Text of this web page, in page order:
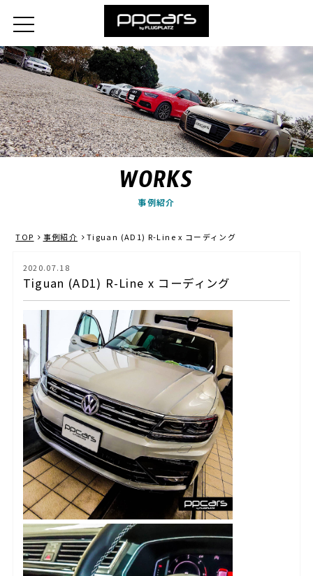
WORKS
事例紹介
TOP 事例紹介 Tiguan (AD1) R-Line x コーディング
2020.07.18
Tiguan (AD1) R-Line x コーディング